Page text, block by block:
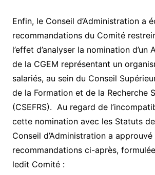
Enfin, le Conseil d’Administration a
recommandations du Comité
l’effet d’analyser la nomination d’un
de la CGEM représentant un
salariés, au sein du Conseil
de la Formation et de la Recherche
(CSEFRS). Au regard de
cette nomination avec les Statuts
Conseil d’Administration a approuvé
recommandations ci-après,
ledit Comité :